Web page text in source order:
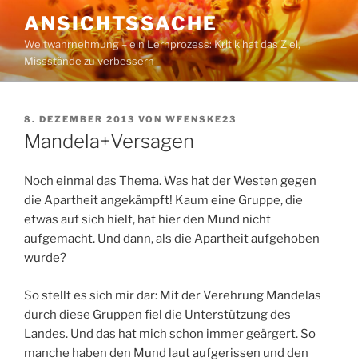
Inhalt
springen
ANSICHTSSACHE
Weltwahrnehmung – ein Lernprozess: Kritik hat das Ziel,
Missstände zu verbessern
VERÖFFENTLICHT
AM
8. DEZEMBER 2013 VON WFENSKE23
Mandela+Versagen
Noch einmal das Thema. Was hat der Westen gegen
die Apartheit angekämpft! Kaum eine Gruppe, die
etwas auf sich hielt, hat hier den Mund nicht
aufgemacht. Und dann, als die Apartheit aufgehoben
wurde?
So stellt es sich mir dar: Mit der Verehrung Mandelas
durch diese Gruppen fiel die Unterstützung des
Landes. Und das hat mich schon immer geärgert. So
manche haben den Mund laut aufgerissen und den